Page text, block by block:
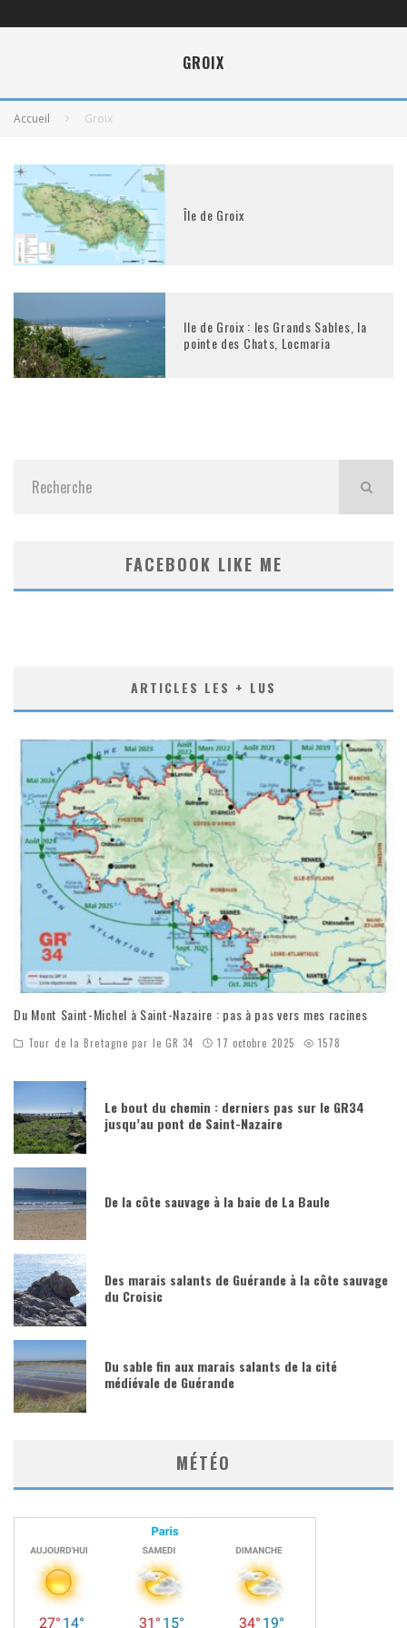
GROIX
Accueil Groix
Île de Groix
Ile de Groix : les Grands Sables, la
pointe des Chats, Locmaria
FACEBOOK LIKE ME
ARTICLES LES + LUS
Du Mont Saint-Michel à Saint-Nazaire : pas à pas vers mes racines
Tour de la Bretagne par le GR 34 17 octobre 2025 1578
Le bout du chemin : derniers pas sur le GR34
jusqu’au pont de Saint-Nazaire
De la côte sauvage à la baie de La Baule
Des marais salants de Guérande à la côte sauvage
du Croisic
Du sable fin aux marais salants de la cité
médiévale de Guérande
MÉTÉO